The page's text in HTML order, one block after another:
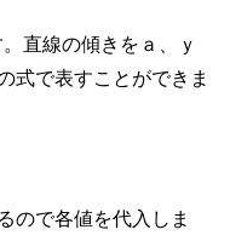
直線の傾きをａ、ｙ
式で表すことができま
ので各値を代入しま